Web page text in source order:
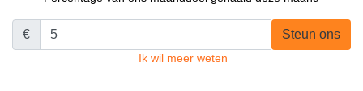
€ Steun ons
Ik wil meer weten